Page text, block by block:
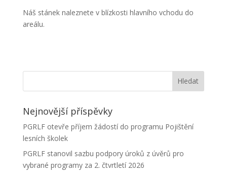
Náš stánek naleznete v blízkosti hlavního vchodu do
areálu.
Nejnovější příspěvky
PGRLF otevře příjem žádostí do programu Pojištění
lesních školek
PGRLF stanovil sazbu podpory úroků z úvěrů pro
vybrané programy za 2. čtvrtletí 2026